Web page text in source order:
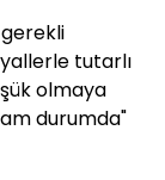
tutarlı
olmaya
durumda"